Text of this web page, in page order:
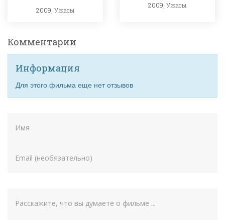
2009, Ужасы
2009,Ужасы
Комментарии
Информация
Для этого фильма еще нет отзывов